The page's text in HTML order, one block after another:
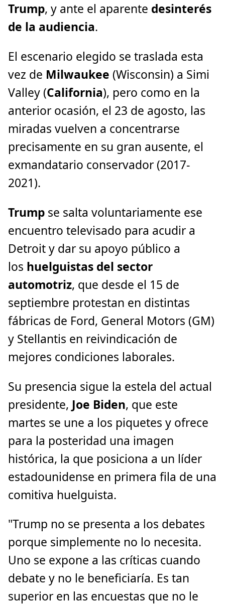
Trump, y ante el aparente desinterés
de la audiencia.
El escenario elegido se traslada esta
vez de Milwaukee (Wisconsin) a Simi
Valley (California), pero como en la
anterior ocasión, el 23 de agosto, las
miradas vuelven a concentrarse
precisamente en su gran ausente, el
exmandatario conservador (2017-
2021).
Trump se salta voluntariamente ese
encuentro televisado para acudir a
Detroit y dar su apoyo público a
los huelguistas del sector
automotriz, que desde el 15 de
septiembre protestan en distintas
fábricas de Ford, General Motors (GM)
y Stellantis en reivindicación de
mejores condiciones laborales.
Su presencia sigue la estela del actual
presidente, Joe Biden, que este
martes se une a los piquetes y ofrece
para la posteridad una imagen
histórica, la que posiciona a un líder
estadounidense en primera fila de una
comitiva huelguista.
"Trump no se presenta a los debates
porque simplemente no lo necesita.
Uno se expone a las críticas cuando
debate y no le beneficiaría. Es tan
superior en las encuestas que no le